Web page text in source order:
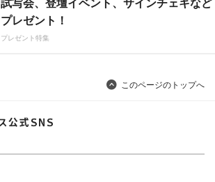
プレゼント！
プレゼント特集
このページのトップへ